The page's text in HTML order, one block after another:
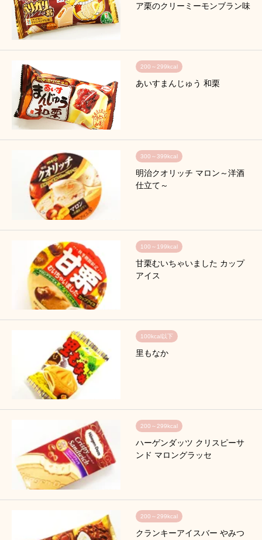
ア栗のクリーミーモンブラン味
200～299kcal
あいすまんじゅう 和栗
300～399kcal
明治クオリッチ マロン～洋酒
仕立て～
100～199kcal
甘栗むいちゃいました カップ
アイス
100kcal以下
里もなか
200～299kcal
ハーゲンダッツ クリスピーサ
ンド マロングラッセ
200～299kcal
クランキーアイスバー やみつ